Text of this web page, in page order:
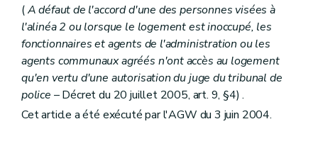
(A défaut de l'accord d'une des personnes visées à
l'alinéa 2 ou lorsque le logement est inoccupé, les
fonctionnaires et agents de l'administration ou les
agents communaux agréés n'ont accès au logement
qu'en vertu d'une autorisation du juge du tribunal de
police – Décret du 20 juillet 2005, art. 9, §4) .
Cet article a été exécuté par l'AGW du 3 juin 2004.